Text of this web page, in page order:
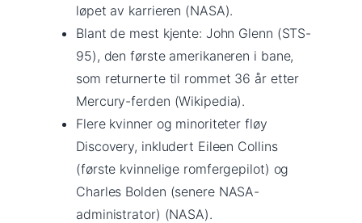
løpet av karrieren (NASA).
Blant de mest kjente: John Glenn (STS-
95), den første amerikaneren i bane,
som returnerte til rommet 36 år etter
Mercury-ferden (Wikipedia).
Flere kvinner og minoriteter fløy
Discovery, inkludert Eileen Collins
(første kvinnelige romfergepilot) og
Charles Bolden (senere NASA-
administrator) (NASA).